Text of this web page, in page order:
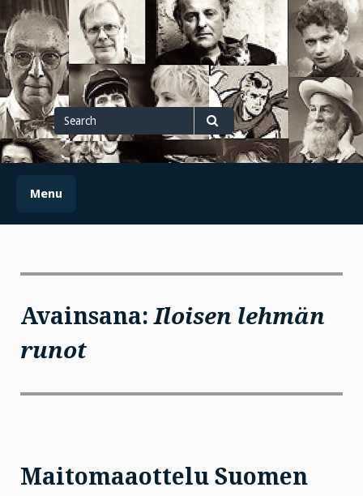
Skip
to
content
Search
for
Search
Menu
Avainsana:Iloisen lehmän
runot
Maitomaaottelu Suomen